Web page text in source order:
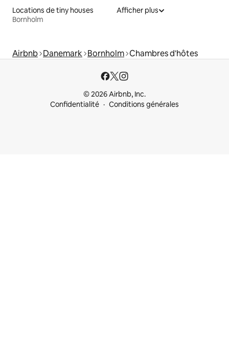
Locations de tiny houses
Bornholm
Afficher plus
Airbnb Danemark Bornholm Chambres d'hôtes
© 2026 Airbnb, Inc.
Confidentialité
Conditions générales